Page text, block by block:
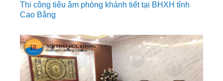
Thi công tiêu âm phòng khánh tiết tại BHXH tỉnh
Cao Bằng